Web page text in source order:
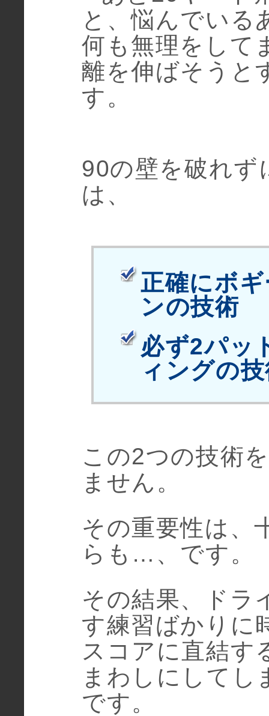
と、悩んでいる
何も無理をして
離を伸ばそうと
す。
90の壁を破れず
は、
正確にボ
ンの技術
必ず2パッ
ィングの
この2つの技術
ません。
その重要性は、
らも…、です。
その結果、ドラ
す練習ばかりに
スコアに直結す
まわしにしてし
です。